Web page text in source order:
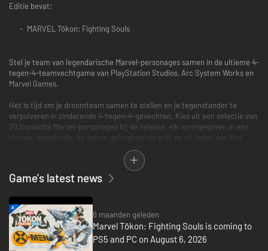
Editie bevat:
MARVEL Tōkon: Fighting Souls
Stel je team van legendarische Marvel-personages samen in de ultieme 4-
tegen-4-teamvechtgame van PlayStation Studios, Arc System Works en
Marvel Games.
Het is tijd om je droomteam samen te stellen en je tegenstander te
verpulveren in zinderende 4-tegen-4-gevechten. Kies uit een selectie van
20 iconische Marvel-personages bij de release, elk vormgegeven in een
nieuwe, opvallende, op anime geïnspireerde stijl, en uit leden van hun
eigen unieke teams van even indrukwekkende helden en schurken.
Game's latest news
6 maanden geleden
Marvel Tōkon: Fighting Souls is coming to
PS5 and PC on August 6, 2026